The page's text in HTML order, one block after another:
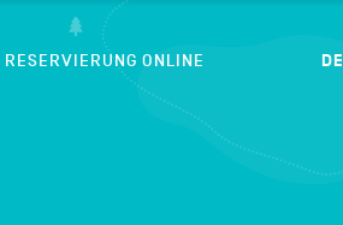
RESERVIERUNG ONLINE DE